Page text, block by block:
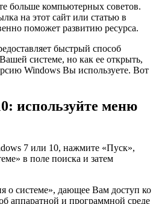
больше компьютерных советов.
на этот сайт или статью в
поможет развитию ресурса.
быстрый способ
системе, но как ее открыть,
Windows Вы используете. Вот
используйте меню
7 или 10, нажмите «Пуск»,
в поле поиска и затем
о системе», дающее Вам доступ ко
аппаратной и программной среде